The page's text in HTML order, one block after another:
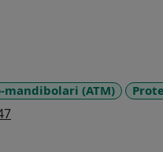
(ATM)
a11y_sr_more_diseases